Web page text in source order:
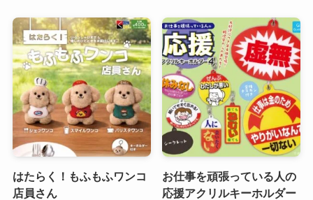
はたらく！もふもふワンコ
店員さん
お仕事を頑張っている人の
応援アクリルキーホルダー